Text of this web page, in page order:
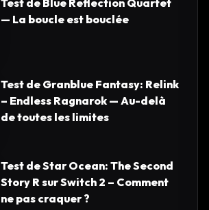
Test de Blue Reflection Quartet
— La boucle est bouclée
Test de Granblue Fantasy: Relink
– Endless Ragnarok — Au-delà
de toutes les limites
Test de Star Ocean: The Second
Story R sur Switch 2 – Comment
ne pas craquer ?